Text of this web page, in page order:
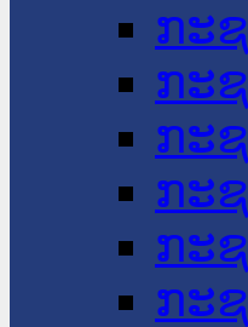
ກະ
ກະ
ກະ
ກະ
ກະ
ກະ